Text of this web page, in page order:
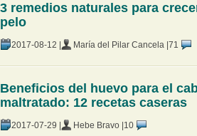
3 remedios naturales para
pelo
2017-08-12 | María del Pilar Cancela | 71
Beneficios del huevo para el
maltratado: 12 recetas caseras
2017-07-29 | Hebe Bravo | 10